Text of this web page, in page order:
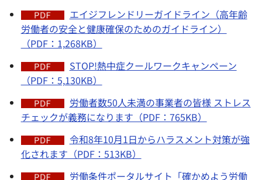
エイジフレンドリーガイドライン（高年齢
労働者の安全と健康確保のためのガイドライン）
（PDF：1,268KB）
STOP!熱中症クールワークキャンペーン
（PDF：5,130KB）
労働者数50人未満の事業者の皆様 ストレス
チェックが義務になります（PDF：765KB）
令和8年10月1日からハラスメント対策が強
化されます（PDF：513KB）
労働条件ポータルサイト「確かめよう労働